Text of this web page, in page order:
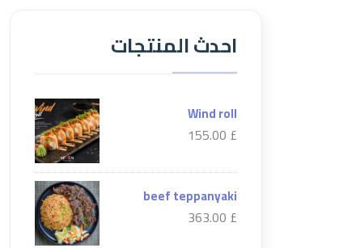
احدث المنتجات
Wind roll
£ 155.00
beef teppanyaki
£ 363.00